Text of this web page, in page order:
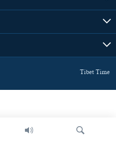
Tibet Time